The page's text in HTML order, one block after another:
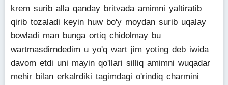
krem surib alla qanday britvada amimni yaltiratib
qirib tozaladi keyin huw bo'y moydan surib uqalay
bowladi man bunga ortiq chidolmay bu
wartmasdirndedim u yo'q wart jim yoting deb iwida
davom etdi uni mayin qo'llari silliq amimni wuqadar
mehir bilan erkalrdiki tagimdagi o'rindiq charmini